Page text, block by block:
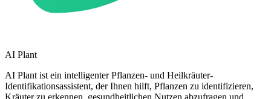
AI Plant
AI Plant ist ein intelligenter Pflanzen- und Heilkräuter-
Identifikationsassistent, der Ihnen hilft, Pflanzen zu identifizieren,